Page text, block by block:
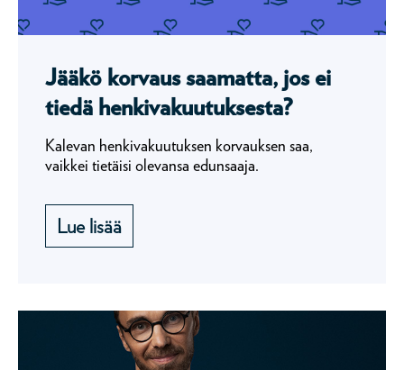
Jääkö korvaus saamatta, jos ei
tiedä henkivakuutuksesta?
Kalevan henkivakuutuksen korvauksen saa,
vaikkei tietäisi olevansa edunsaaja.
Lue lisää